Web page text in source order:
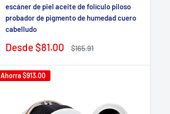
escáner de piel aceite de folículo piloso
probador de pigmento de humedad cuero
cabelludo
Precio
venta
Desde $81.00
Precio
$165.91
Ahorra$913.00